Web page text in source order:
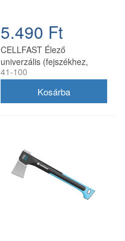
5.490 Ft
CELLFAST Élező
univerzális (fejszékhez,
késekhez, ollókhoz)
41-100